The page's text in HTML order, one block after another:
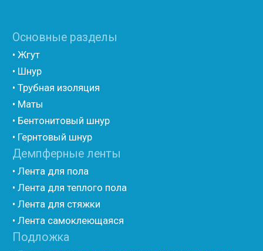
• Вспененный полиэтилен для упаковки НПЭ
• Подложка под ламинат НПЭ
Мастика и герметик
• Мастика для швов
• Герметик для швов
• Герметик «тёплый шов»
• Rustil
• Ecoroom
• Oppa
Другие товары
• Герлен
• Гермит
• Пороизол
• Техническая изоляция Хотпайп
• Ру-флекс
• Энергофлекс